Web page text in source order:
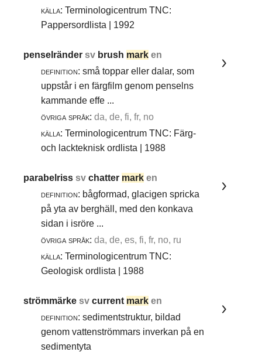
källa: Terminologicentrum TNC:
Pappersordlista | 1992
penselrändersv brush mark en
definition: små toppar eller dalar, som
uppstår i en färgfilm genom penselns
kammande effe ...
övriga språk: da, de, fi, fr, no
källa: Terminologicentrum TNC: Färg-
och lackteknisk ordlista | 1988
parabelrisssvchatter mark en
definition: bågformad, glacigen spricka
på yta av berghäll, med den konkava
sidan i isröre ...
övriga språk: da, de, es, fi, fr, no, ru
källa: Terminologicentrum TNC:
Geologisk ordlista | 1988
strömmärkesvcurrent mark en
definition: sedimentstruktur, bildad
genom vattenströmmars inverkan på en
sedimentyta